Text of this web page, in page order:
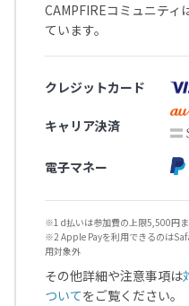
CAMPFIREコミュニティ
ています。
クレジットカード
キャリア決済
電子マネー
※1 d払いは参加費の上限5,500円ま
※2 Apple Payを利用できるのは
用対象外
その他詳細や注意事項は
ついてをご覧ください。